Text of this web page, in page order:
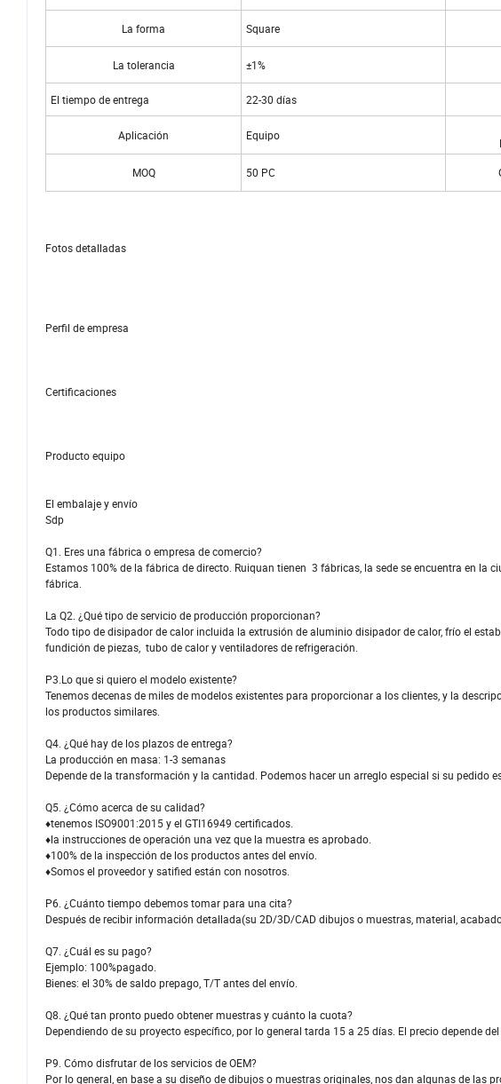
La forma Square
La tolerancia ±1%
El tiempo de entrega 22-30 días
Aplicación Equipo
MOQ 50 PC
Fotos detalladas
Perfil de empresa
Certificaciones
Producto equipo
El embalaje y envío
Sdp
Q1. Eres una fábrica o empresa de comercio?
Estamos 100% de la fábrica de directo. Ruiquan tienen 3 fábricas, la sede se encuentra en la
fábrica.
La Q2. ¿Qué tipo de servicio de producción proporcionan?
Todo tipo de disipador de calor incluida la extrusión de aluminio disipador de calor, frío el
fundición de piezas, tubo de calor y ventiladores de refrigeración.
P3.Lo que si quiero el modelo existente?
Tenemos decenas de miles de modelos existentes para proporcionar a los clientes, y la
los productos similares.
Q4. ¿Qué hay de los plazos de entrega?
La producción en masa: 1-3 semanas
Depende de la transformación y la cantidad. Podemos hacer un arreglo especial si su pedido
Q5. ¿Cómo acerca de su calidad?
♦tenemos ISO9001:2015 y el GTI16949 certificados.
♦la instrucciones de operación una vez que la muestra es aprobado.
♦100% de la inspección de los productos antes del envío.
♦Somos el proveedor y satified están con nosotros.
P6. ¿Cuánto tiempo debemos tomar para una cita?
Después de recibir información detallada(su 2D/3D/CAD dibujos o muestras, material,
Q7. ¿Cuál es su pago?
Ejemplo: 100%pagado.
Bienes: el 30% de saldo prepago, T/T antes del envío.
Q8. ¿Qué tan pronto puedo obtener muestras y cuánto la cuota?
Dependiendo de su proyecto específico, por lo general tarda 15 a 25 días. El precio depende
P9. Cómo disfrutar de los servicios de OEM?
Por lo general, en base a su diseño de dibujos o muestras originales, nos dan algunas de las